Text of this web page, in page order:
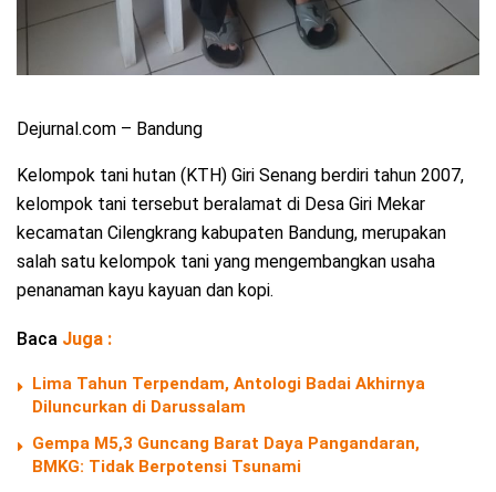
Dejurnal.com – Bandung
Kelompok tani hutan (KTH) Giri Senang berdiri tahun 2007,
kelompok tani tersebut beralamat di Desa Giri Mekar
kecamatan Cilengkrang kabupaten Bandung, merupakan
salah satu kelompok tani yang mengembangkan usaha
penanaman kayu kayuan dan kopi.
Baca Juga :
Lima Tahun Terpendam, Antologi Badai Akhirnya
Diluncurkan di Darussalam
Gempa M5,3 Guncang Barat Daya Pangandaran,
BMKG: Tidak Berpotensi Tsunami